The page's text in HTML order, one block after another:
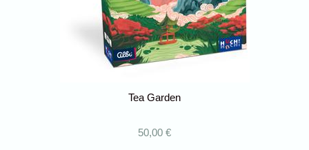
Tea Garden
50,00 €